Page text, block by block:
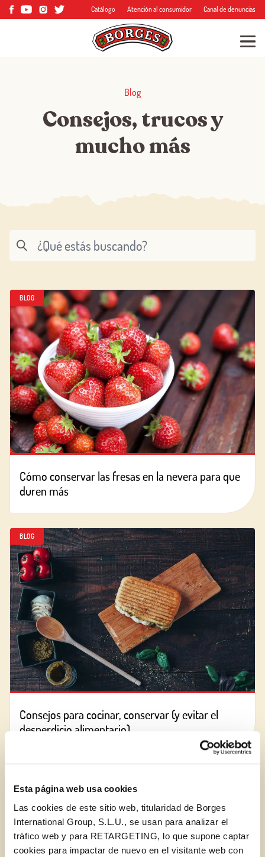
Esta página web usa cookies
Las cookies de este sitio web, titularidad de Borges
International Group, S.L.U., se usan para analizar el
tráfico web y para RETARGETING, lo que supone captar
cookies para impactar de nuevo en el visitante web con
Catálogo Atención al consumidor Canal de denuncias
Blog
Consejos, trucos y
mucho más
BLOG
Cómo conservar las fresas en la nevera para que
duren más
BLOG
Consejos para cocinar, conservar (y evitar el
desperdicio alimentario)